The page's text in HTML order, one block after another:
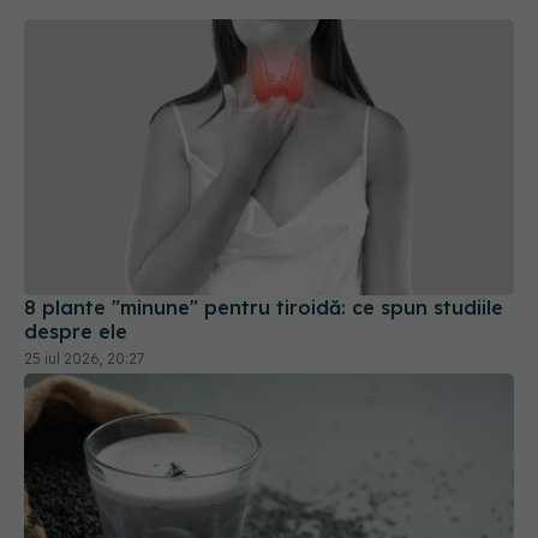
8 plante "minune" pentru tiroidă: ce spun studiile
despre ele
25 iul 2026, 20:27